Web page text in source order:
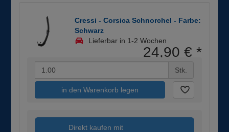
Cressi - Corsica Schnorchel - Farbe:
Schwarz
Lieferbar in 1-2 Wochen
24,90 € *
Stk.
in den Warenkorb legen
Direkt kaufen mit